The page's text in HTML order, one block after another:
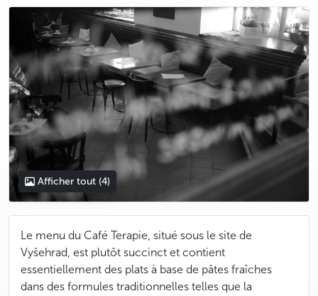
Afficher tout (4)
Le menu du Café Terapie, situé sous le site de
Vyšehrad, est plutôt succinct et contient
essentiellement des plats à base de pâtes fraîches
dans des formules traditionnelles telles que la